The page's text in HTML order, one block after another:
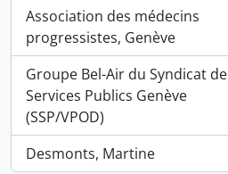
Association des médecins
progressistes, Genève
, 1 résultats
Groupe Bel-Air du Syndicat de
Services Publics Genève
(SSP/VPOD)
, 1 résultats
Desmonts, Martine
, 1 résultats